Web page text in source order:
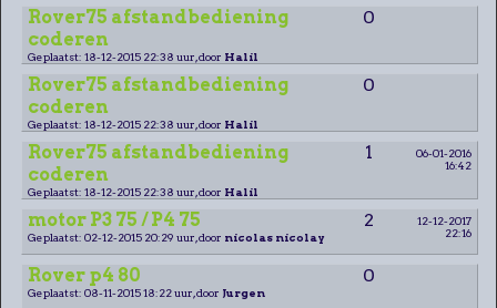
Rover75 afstandbediening
coderen
0
Geplaatst: 18-12-2015 22:38 uur, door Halil
Rover75 afstandbediening
coderen
0
Geplaatst: 18-12-2015 22:38 uur, door Halil
Rover75 afstandbediening
coderen
1
06-01-2016
16:42
Geplaatst: 18-12-2015 22:38 uur, door Halil
motor P3 75 / P4 75 2
12-12-2017
22:16
Geplaatst: 02-12-2015 20:29 uur, door nicolas nicolay
Rover p4 80 0
Geplaatst: 08-11-2015 18:22 uur, door Jurgen